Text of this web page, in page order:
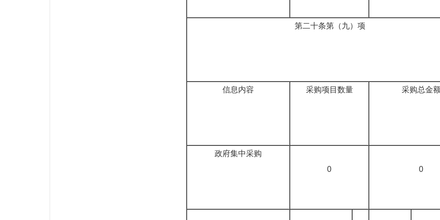
第二十条第（九）项
信息内容 采购项目数量 采购总金
政府集中采购
0
0